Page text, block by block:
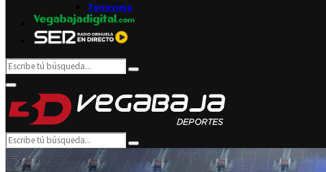
Torrevieja
Search
for:
Search
Primary
Menu
Search
for:
Search